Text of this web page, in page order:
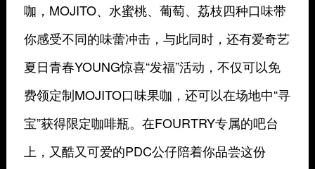
咖，MOJITO、水蜜桃、葡萄、荔枝四种口味带
你感受不同的味蕾冲击，与此同时，还有爱奇艺
夏日青春YOUNG惊喜“发福”活动，不仅可以免
费领定制MOJITO口味果咖，还可以在场地中“寻
宝”获得限定咖啡瓶。在FOURTRY专属的吧台
上，又酷又可爱的PDC公仔陪着你品尝这份